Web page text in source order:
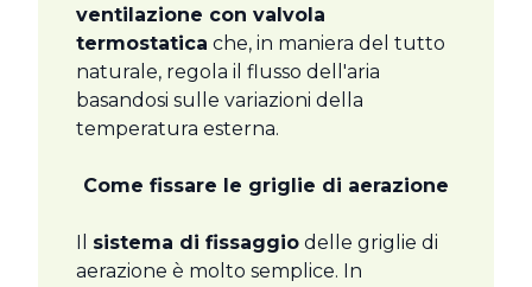
ventilazione con valvola
termostatica che, in maniera del tutto
naturale, regola il flusso dell'aria
basandosi sulle variazioni della
temperatura esterna.
Come fissare le griglie di aerazione
Il sistema di fissaggio delle griglie di
aerazione è molto semplice. In